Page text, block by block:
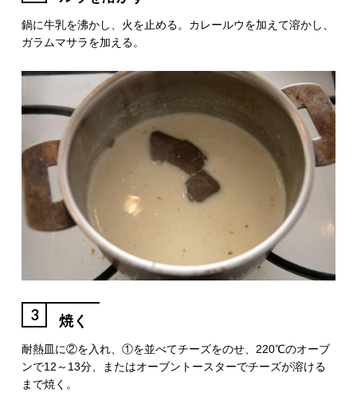
鍋に牛乳を沸かし、火を止める。カレールウを加えて溶かし、
ガラムマサラを加える。
3 焼く
耐熱皿に②を入れ、①を並べてチーズをのせ、220℃のオーブ
ンで12～13分、またはオーブントースターでチーズが溶ける
まで焼く。